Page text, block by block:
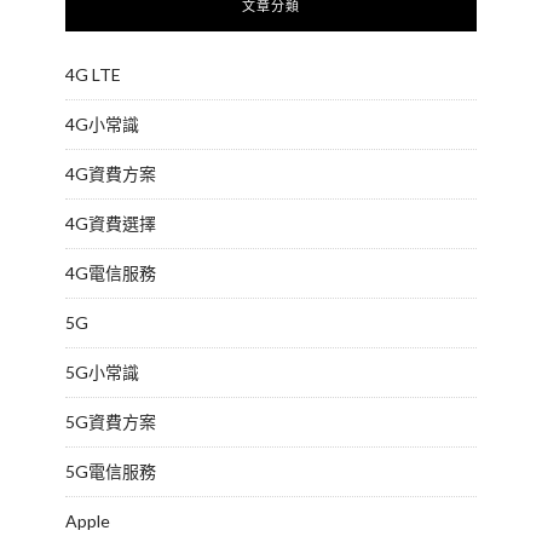
文章分類
4G LTE
4G小常識
4G資費方案
4G資費選擇
4G電信服務
5G
5G小常識
5G資費方案
5G電信服務
Apple